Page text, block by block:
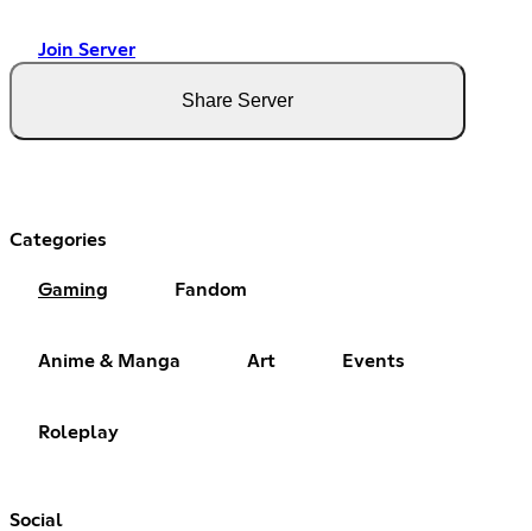
Join Server
Share Server
Categories
Gaming Fandom
Anime & Manga Art Events
Roleplay
Social